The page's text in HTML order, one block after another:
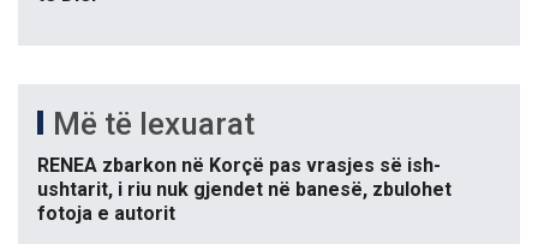
Më të lexuarat
RENEA zbarkon në Korçë pas vrasjes së ish-
ushtarit, i riu nuk gjendet në banesë, zbulohet
fotoja e autorit